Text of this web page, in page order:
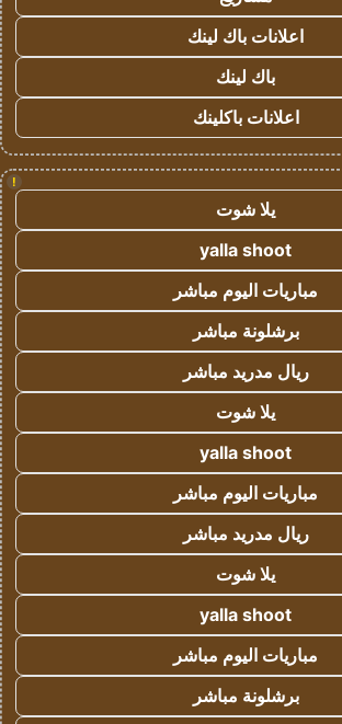
اعلانات باك لينك
باك لينك
اعلانات باكلينك
!
يلا شوت
yalla shoot
مباريات اليوم مباشر
برشلونة مباشر
ريال مدريد مباشر
يلا شوت
yalla shoot
مباريات اليوم مباشر
ريال مدريد مباشر
يلا شوت
yalla shoot
مباريات اليوم مباشر
برشلونة مباشر